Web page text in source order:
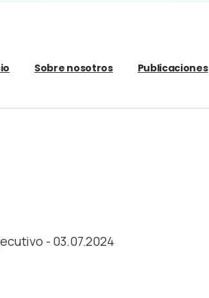
Sobre nosotros Publicaciones
- 03.07.2024